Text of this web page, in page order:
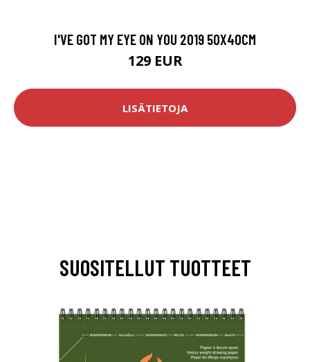
I'VE GOT MY EYE ON YOU 2019 50X40CM
129 EUR
LISÄTIETOJA
SUOSITELLUT TUOTTEET